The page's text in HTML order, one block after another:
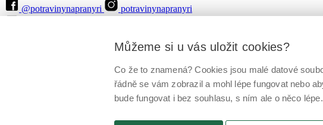
@potravinynapranyri
potravinynapranyri
epodatelna
szpi.gov.cz
IČO: 75014149, DIČ: CZ75014149
Nastavení cookies
Můžeme si u vás uložit cookies?
Co že to znamená? Cookies jsou malé datové
řádně se vám zobrazil a mohl lépe fungovat nebo
bude fungovat i bez souhlasu, s ním ale o něco lépe.